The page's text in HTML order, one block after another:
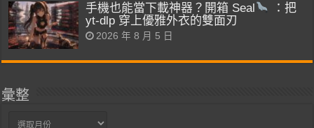
手機也能當下載神器？開箱 Seal
：把
yt-dlp 穿上優雅外衣的雙面刃
2026 年 8 月 5 日
彙整
彙